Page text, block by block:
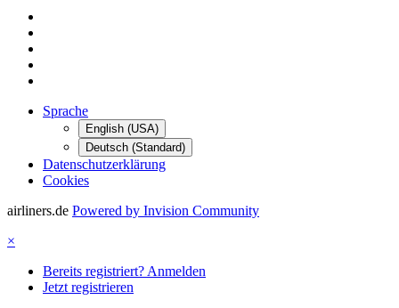
Sprache
English (USA)
Deutsch (Standard)
Datenschutzerklärung
Cookies
airliners.de Powered by Invision Community
×
Bereits registriert? Anmelden
Jetzt registrieren